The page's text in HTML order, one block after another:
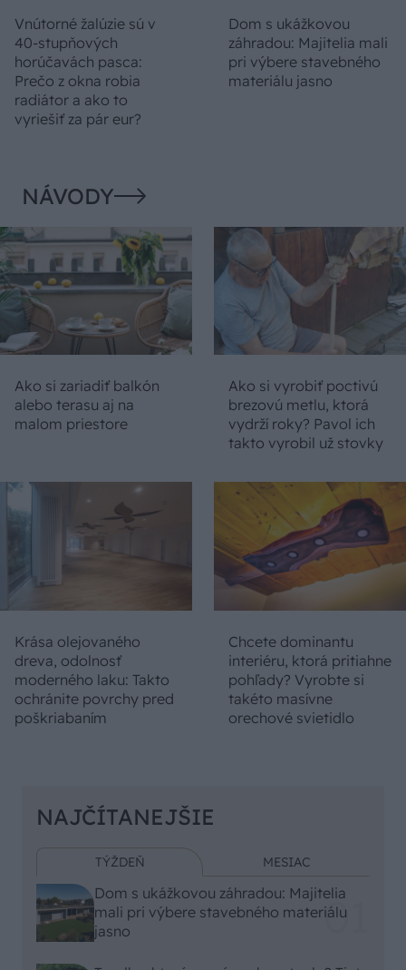
Vnútorné žalúzie sú v
40-stupňových
horúčavách pasca:
Prečo z okna robia
radiátor a ako to
vyriešiť za pár eur?
Dom s ukážkovou
záhradou: Majitelia mali
pri výbere stavebného
materiálu jasno
NÁVODY
Ako si zariadiť balkón
alebo terasu aj na
malom priestore
Ako si vyrobiť poctivú
brezovú metlu, ktorá
vydrží roky? Pavol ich
takto vyrobil už stovky
Krása olejovaného
dreva, odolnosť
moderného laku: Takto
ochránite povrchy pred
poškriabaním
Chcete dominantu
interiéru, ktorá pritiahne
pohľady? Vyrobte si
takéto masívne
orechové svietidlo
NAJČÍTANEJŠIE
TÝŽDEŇ MESIAC
Dom s ukážkovou záhradou: Majitelia
mali pri výbere stavebného materiálu
jasno